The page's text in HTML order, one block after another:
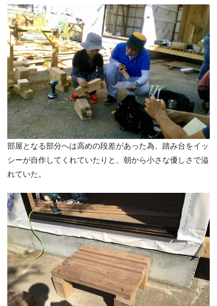
部屋となる部分へは高めの段差があった為、踏み台をイッ
シーが自作してくれていたりと、朝から小さな優しさで溢
れていた。